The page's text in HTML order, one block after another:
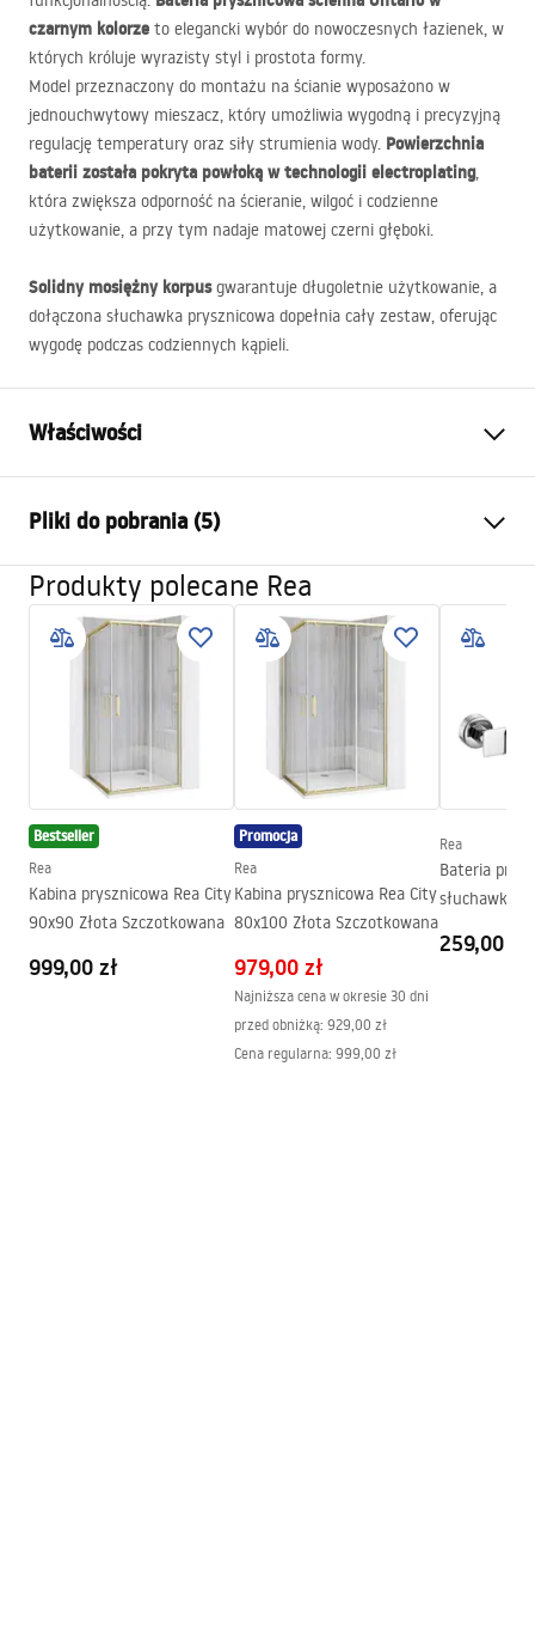
czarnym kolorze to elegancki wybór do nowoczesnych łazienek, w
których króluje wyrazisty styl i prostota formy.
Model przeznaczony do montażu na ścianie wyposażono w
jednouchwytowy mieszacz, który umożliwia wygodną i precyzyjną
regulację temperatury oraz siły strumienia wody. Powierzchnia
baterii została pokryta powłoką w technologii electroplating,
która zwiększa odporność na ścieranie, wilgoć i codzienne
użytkowanie, a przy tym nadaje matowej czerni głęboki.
Solidny mosiężny korpusgwarantuje długoletnie użytkowanie, a
dołączona słuchawka prysznicowa dopełnia cały zestaw, oferując
wygodę podczas codziennych kąpieli.
Właściwości
Sposób montażu:
Kolor:
Czarny
Materiał:
Mosiądz, ABS
Wysokość (mm):
80
Średnica podłączenia:
Rozstaw przyłączy:
JS-11804B
Gwarancja
5 lat
Pliki do pobrania (5)
Instrukcja montażu
Faucet.pdf
Warunki bezpieczeństwa
Pielęgnacja
Pielęgnacja.pdf
Pielęgnacja
Pielęgnacja.pdf
Warranty_Terms_and_Conditions_Faucets_-_5.pdf
Produkty polecane Rea
Bestseller
Rea
Kabina prysznicowa Rea City
90x90 Złota Szczotkowana
999,00 zł
Promocja
Rea
Kabina prysznicowa Rea City
80x100 Złota Szczotkowana
979,00 zł
Najniższa cena w okresie 30 dni
przed obniżką: 929,00 zł
Cena regularna: 999,00 zł
Rea
Bateria
słuchawką
259,00 zł